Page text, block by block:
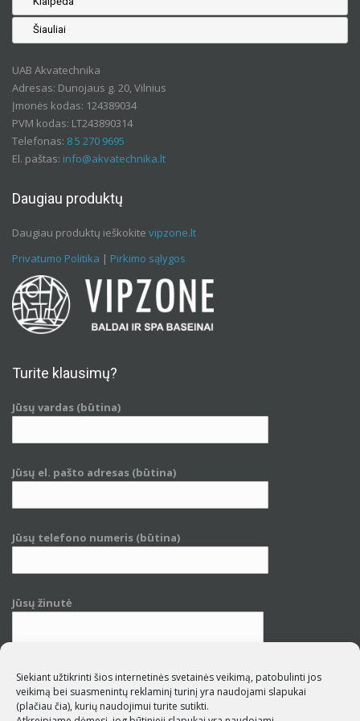
Siekiant užtikrinti šios internetinės svetainės veikimą, patobulinti jos
veikimą bei suasmenintų reklaminį turinį yra naudojami slapukai
(plačiau čia), kurių naudojimui turite sutikti.
Šiauliai
UAB Akvatechnika
Adresas: Dunojaus g. 20, Vilnius
Įmonės kodas: 124389034
PVM kodas: LT243890314
Telefonas: 8 5 270 9695
El. paštas: info@akvatechnika.lt
Daugiau produktų
Daugiau produktų ieškokite vipzone.lt
Privatumo Politika | Pirkimo sąlygos
Turite klausimų?
Jūsų vardas (būtina)
Jūsų el. pašto adresas (būtina)
Jūsų telefono numeris (būtina)
Jūsų žinutė